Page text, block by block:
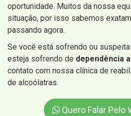
oportunidade. Muitos da nossa
situação, por isso sabemos
passando agora.
Se você está sofrendo ou
esteja sofrendo de dependência
contato com nossa clínica de
de alcoólatras.
Quero Falar Pelo